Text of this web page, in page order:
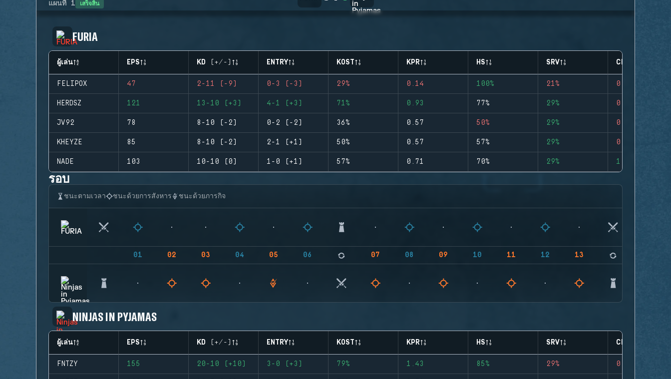
แผนที่ 1 เสร็จสิ้น
FURIA
ผู้เล่น EPS KD (+/-) ENTRY KOST KPR HS SRV CLUTCHES
FELIPOX 47 2-11 (-9) 0-3 (-3) 29% 0.14 100% 21% 0
HERDSZ 121 13-10 (+3) 4-1 (+3) 71% 0.93 77% 29% 0
JV92 78 8-10 (-2) 0-2 (-2) 36% 0.57 50% 29% 0
KHEYZE 85 8-10 (-2) 2-1 (+1) 50% 0.57 57% 29% 0
NADE 103 10-10 (0) 1-0 (+1) 57% 0.71 70% 29% 1
รอบ
ชนะตามเวลา ชนะด้วยการสังหาร ชนะด้วยภารกิจ
01 02 03 04 05 06 07 08 09 10 11 12 13
NINJAS IN PYJAMAS
ผู้เล่น EPS KD (+/-) ENTRY KOST KPR HS SRV CLUTCHES
FNTZY 155 20-10 (+10) 3-0 (+3) 79% 1.43 85% 29% 0